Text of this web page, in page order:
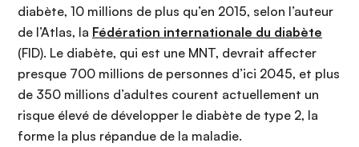
diabète, 10 millions de plus qu’en 2015, selon l’auteur
de l’Atlas, la Fédération internationale du diabète
(FID). Le diabète, qui est une MNT, devrait affecter
presque 700 millions de personnes d’ici 2045, et plus
de 350 millions d’adultes courent actuellement un
risque élevé de développer le diabète de type 2, la
forme la plus répandue de la maladie.